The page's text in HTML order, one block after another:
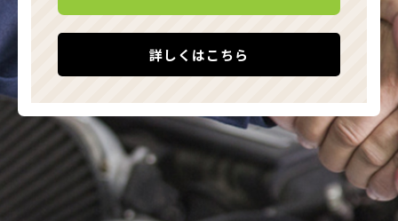
詳しくはこちら